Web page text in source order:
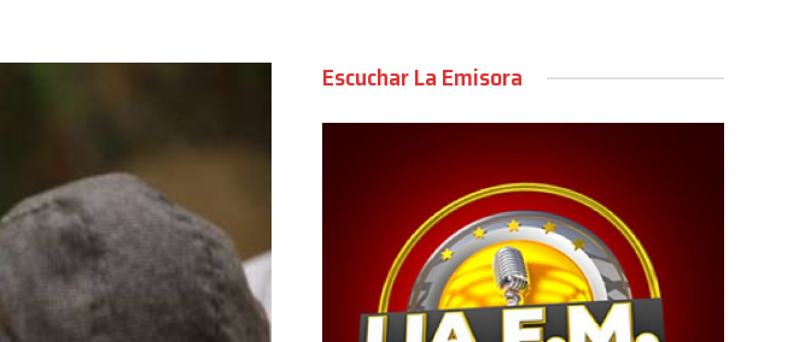
Escuchar La Emisora